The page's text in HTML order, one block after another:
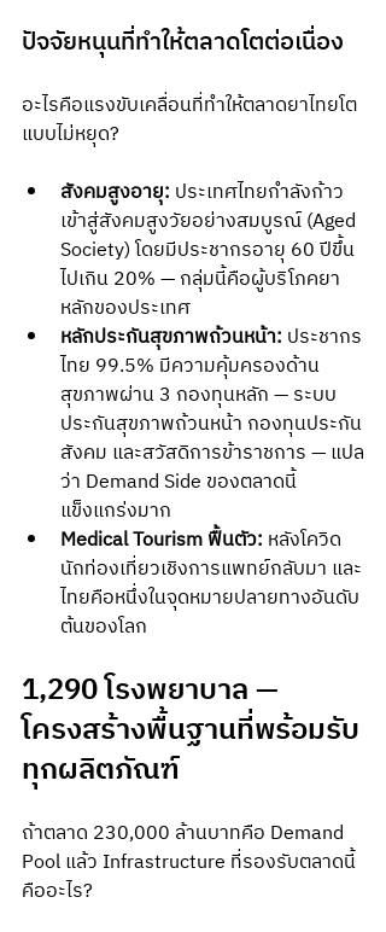
ปัจจัยหนุนที่ทำให้ตลาดโตต่อเนื่อง
อะไรคือแรงขับเคลื่อนที่ทำให้ตลาดยาไทยโต
แบบไม่หยุด?
สังคมสูงอายุ: ประเทศไทยกำลังก้าว
เข้าสู่สังคมสูงวัยอย่างสมบูรณ์ (Aged
Society) โดยมีประชากรอายุ 60 ปีขึ้น
ไปเกิน 20% — กลุ่มนี้คือผู้บริโภคยา
หลักของประเทศ
หลักประกันสุขภาพถ้วนหน้า: ประชากร
ไทย 99.5% มีความคุ้มครองด้าน
สุขภาพผ่าน 3 กองทุนหลัก — ระบบ
ประกันสุขภาพถ้วนหน้า กองทุนประกัน
สังคม และสวัสดิการข้าราชการ — แปล
ว่า Demand Side ของตลาดนี้
แข็งแกร่งมาก
Medical Tourism ฟื้นตัว: หลังโควิด
นักท่องเที่ยวเชิงการแพทย์กลับมา และ
ไทยคือหนึ่งในจุดหมายปลายทางอันดับ
ต้นของโลก
1,290 โรงพยาบาล —
โครงสร้างพื้นฐานที่พร้อมรับ
ทุกผลิตภัณฑ์
ถ้าตลาด 230,000 ล้านบาทคือ Demand
Pool แล้ว Infrastructure ที่รองรับตลาดนี้
คืออะไร?